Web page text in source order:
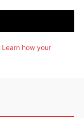
Learn how your